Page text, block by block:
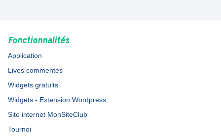
Fonctionnalités
Application
Lives commentés
Widgets gratuits
Widgets - Extension Wordpress
Site internet MonSiteClub
Tournoi